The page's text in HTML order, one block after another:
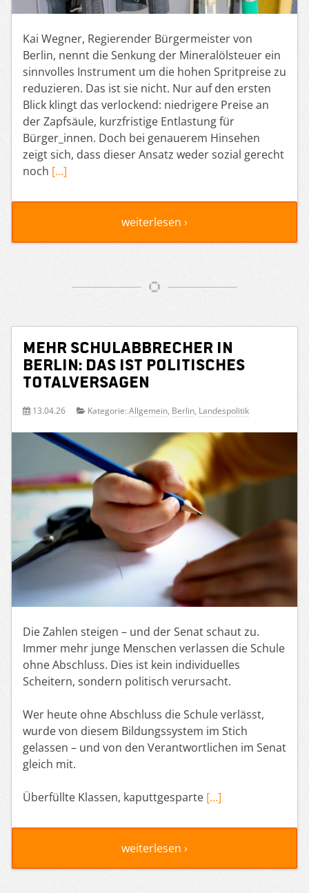
Kai Wegner, Regierender Bürgermeister von
Berlin, nennt die Senkung der Mineralölsteuer ein
sinnvolles Instrument um die hohen Spritpreise zu
reduzieren. Das ist sie nicht. Nur auf den ersten
Blick klingt das verlockend: niedrigere Preise an
der Zapfsäule, kurzfristige Entlastung für
Bürger_innen. Doch bei genauerem Hinsehen
zeigt sich, dass dieser Ansatz weder sozial gerecht
noch […]
weiterlesen ›
Mehr Schulabbrecher in
Berlin: Das ist politisches
Totalversagen
13.04.26 Kategorie: Allgemein, Berlin, Landespolitik
Die Zahlen steigen – und der Senat schaut zu.
Immer mehr junge Menschen verlassen die Schule
ohne Abschluss. Dies ist kein individuelles
Scheitern, sondern politisch verursacht.
Wer heute ohne Abschluss die Schule verlässt,
wurde von diesem Bildungssystem im Stich
gelassen – und von den Verantwortlichen im Senat
gleich mit.
Überfüllte Klassen, kaputtgesparte […]
weiterlesen ›